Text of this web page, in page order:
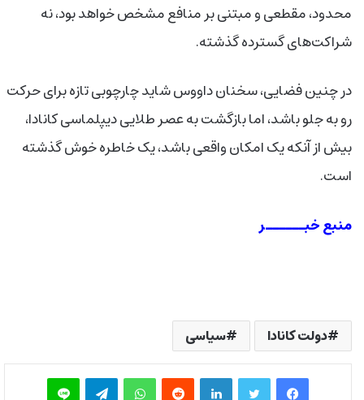
محدود، مقطعی و مبتنی بر منافع مشخص خواهد بود، نه
شراکت‌های گسترده گذشته.
در چنین فضایی، سخنان داووس شاید چارچوبی تازه برای حرکت
رو به جلو باشد، اما بازگشت به عصر طلایی دیپلماسی کانادا،
بیش از آنکه یک امکان واقعی باشد، یک خاطره خوش گذشته
است.
منبع خبــــــر
دولت کانادا سیاسی
فیس بوک توییتر لینکدین‫رددیت واتس آپ تلگرام لاین